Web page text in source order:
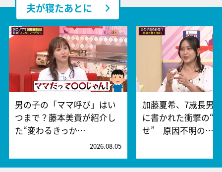
夫が寝たあとに
男の子の「ママ呼び」はい
つまで？藤本美貴が紹介し
た“変わるきっか…
2026.08.05
加藤夏希、7歳長男
に書かれた衝撃の“
せ” 原因不明の…